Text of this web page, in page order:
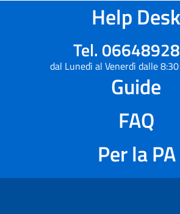
Help Desk
Tel.
dal Lunedì al Venerdì dalle
Guide
FAQ
Per la PA